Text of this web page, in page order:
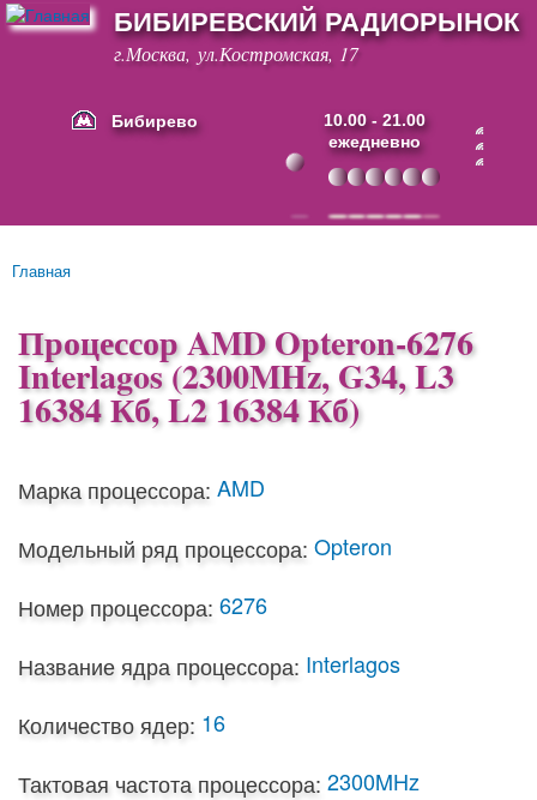
Перейти к
основному
содержанию
БИБИРЕВСКИЙ РАДИОРЫНОК
г.Москва, ул.Костромская, 17
Бибирево
10.00 - 21.00
ежедневно
Основные ссылки
Вы здесь
Главная
Процессор AMD Opteron-6276
Interlagos (2300MHz, G34, L3
16384 Кб, L2 16384 Кб)
Марка процессора: AMD
Модельный ряд процессора: Opteron
Номер процессора: 6276
Название ядра процессора: Interlagos
Количество ядер: 16
Тактовая частота процессора: 2300MHz